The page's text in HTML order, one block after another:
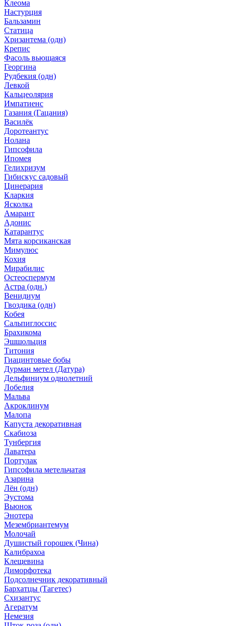
Клеома
Настурция
Бальзамин
Статица
Хризантема (одн)
Крепис
Фасоль вьющаяся
Георгина
Рудбекия (одн)
Левкой
Кальцеолярия
Импатиенс
Газания (Гацания)
Василёк
Доротеантус
Нолана
Гипсофила
Ипомея
Гелихризум
Гибискус садовый
Цинерария
Кларкия
Ясколка
Амарант
Адонис
Катарантус
Мята корсиканская
Мимулюс
Кохия
Мирабилис
Остеоспермум
Астра (одн.)
Венидиум
Гвоздика (одн)
Кобея
Сальпиглоссис
Брахикома
Эшшольция
Титония
Гиацинтовые бобы
Дурман метел (Датура)
Дельфиниум однолетний
Лобелия
Мальва
Акроклинум
Малопа
Капуста декоративная
Скабиоза
Тунбергия
Лаватера
Портулак
Гипсофила метельчатая
Азарина
Лён (одн)
Эустома
Вьюнок
Энотера
Мезембриантемум
Молочай
Душистый горошек (Чина)
Калибрахоа
Клещевина
Диморфотека
Подсолнечник декоративный
Бархатцы (Тагетес)
Схизантус
Агератум
Немезия